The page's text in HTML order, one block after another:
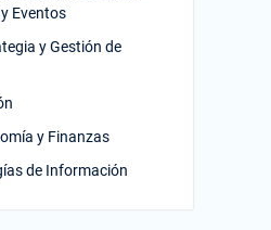
Eventos
y Gestión de
y Finanzas
de Información